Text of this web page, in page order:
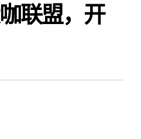
联盟，开